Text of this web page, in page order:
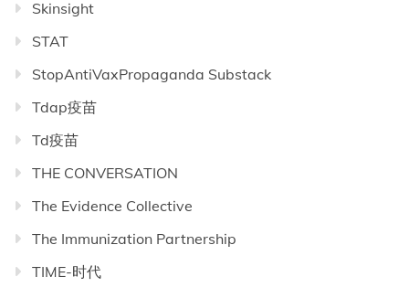
Skinsight
STAT
StopAntiVaxPropaganda Substack
Tdap疫苗
Td疫苗
THE CONVERSATION
The Evidence Collective
The Immunization Partnership
TIME-时代